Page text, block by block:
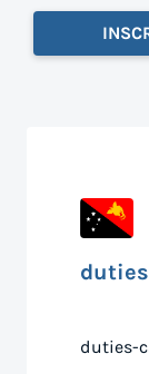
duties-